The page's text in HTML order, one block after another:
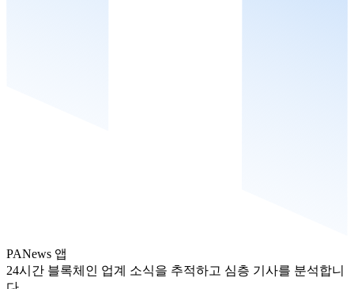
PANews 앱
24시간 블록체인 업계 소식을 추적하고 심층 기사를 분석합니